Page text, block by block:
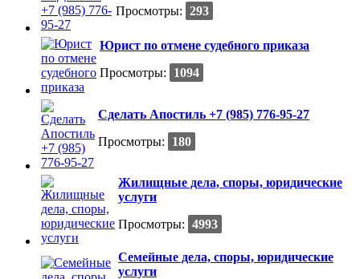
Просмотры: 293
Юрист по отмене судебного приказа
Просмотры:
1094
Сделать Апостиль +7 (985) 776-95-27
Просмотры:
180
Жилищные дела, споры, юридические
услуги
Просмотры: 4993
Семейные дела, споры, юридические
услуги